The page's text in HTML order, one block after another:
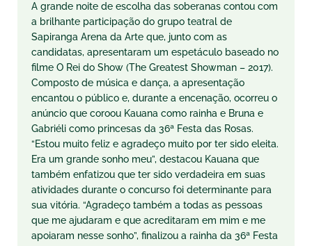
A grande noite de escolha das soberanas contou com
a brilhante participação do grupo teatral de
Sapiranga Arena da Arte que, junto com as
candidatas, apresentaram um espetáculo baseado no
filme O Rei do Show (The Greatest Showman – 2017).
Composto de música e dança, a apresentação
encantou o público e, durante a encenação, ocorreu o
anúncio que coroou Kauana como rainha e Bruna e
Gabriéli como princesas da 36ª Festa das Rosas.
“Estou muito feliz e agradeço muito por ter sido eleita.
Era um grande sonho meu”, destacou Kauana que
também enfatizou que ter sido verdadeira em suas
atividades durante o concurso foi determinante para
sua vitória. “Agradeço também a todas as pessoas
que me ajudaram e que acreditaram em mim e me
apoiaram nesse sonho”, finalizou a rainha da 36ª Festa